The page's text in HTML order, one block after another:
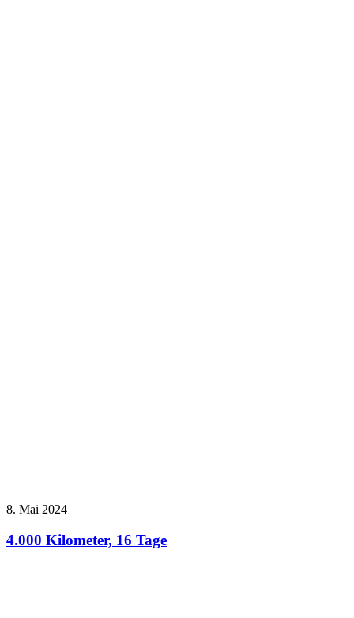
8. Mai 2024
4.000 Kilometer, 16 Tage